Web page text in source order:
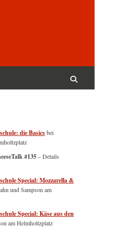
die Basicsbei
#135– Details
Special: Mozzarella &
und Sampson am
Special: Käse aus den
am Helmholtzplatz